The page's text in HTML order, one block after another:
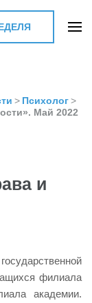
УО
> Психолог>
Май 2022
и
филиала
академии.